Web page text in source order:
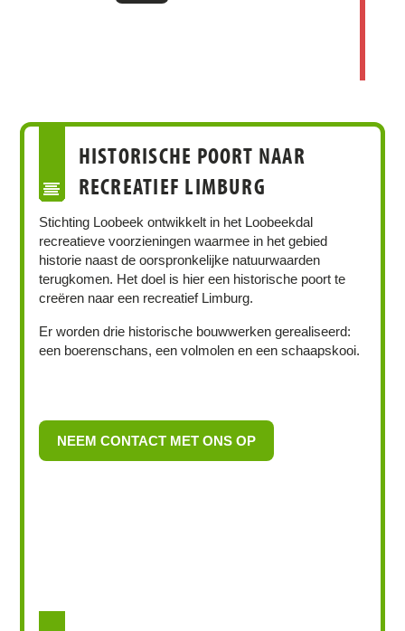
HISTORISCHE POORT NAAR
RECREATIEF LIMBURG
Stichting Loobeek ontwikkelt in het Loobeekdal
recreatieve voorzieningen waarmee in het gebied
historie naast de oorspronkelijke natuurwaarden
terugkomen. Het doel is hier een historische poort te
creëren naar een recreatief Limburg.
Er worden drie historische bouwwerken gerealiseerd:
een boerenschans, een volmolen en een schaapskooi.
NEEM CONTACT MET ONS OP